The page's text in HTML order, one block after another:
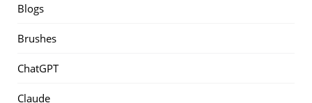
Blogs
Brushes
ChatGPT
Claude